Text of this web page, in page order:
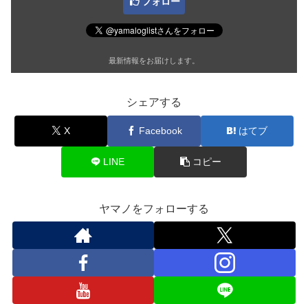
最新情報をお届けします。
シェアする
X Facebook はてブ
LINE コピー
ヤマノをフォローする